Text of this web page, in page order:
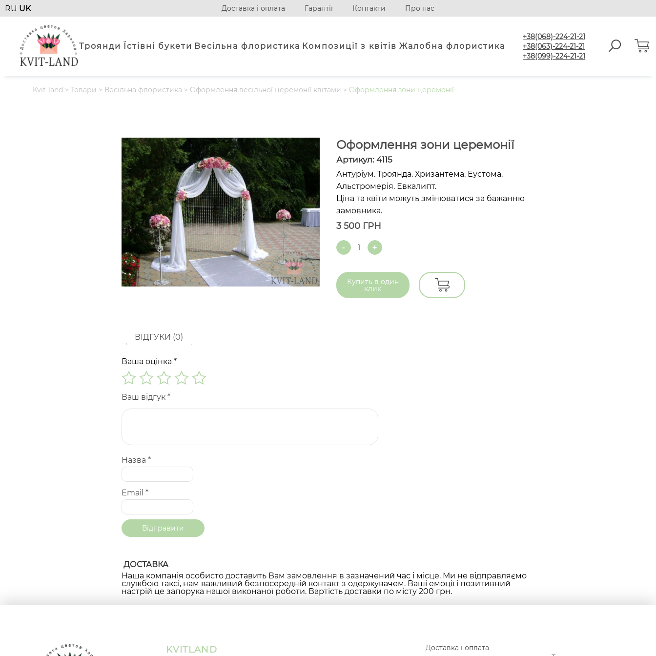
RU UK Доставка і оплата Гарантії Контакти Про нас
Троянди Їстівні букети Весільна флористика Композиції з квітів Жалобна флористика
+38(068)-224-21-21
+38(063)-224-21-21
+38(099)-224-21-21
Kvit-land >Товари > Весільна флористика > Оформлення весільної церемонії квітами > Оформлення зони церемонії
Оформлення зони церемонії
Артикул: 4115
Антуріум. Троянда. Хризантема. Еустома.
Альстромерія. Евкалипт.
Ціна та квіти можуть змінюватися за бажанню
замовника.
3 500 ГРН
Quantity
Купить в один
клик
ВІДГУКИ (0)
Ваша оцінка *
Ваш відгук *
Назва *
Email *
ДОСТАВКА
Наша компанія особисто доставить Вам замовлення в зазначений час і місце. Ми не відправляємо
службою таксі, нам важливий безпосередній контакт з одержувачем. Ваші емоції і позитивний
настрій це запорука нашої виконаної роботи. Вартість доставки по місту 200 грн.
KVITLAND
Доставка і оплата